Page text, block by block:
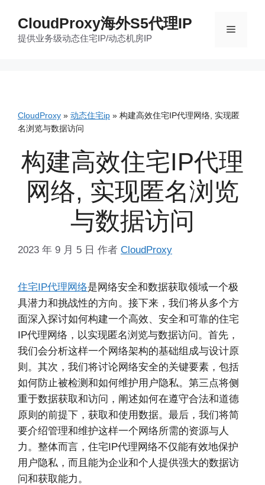
CloudProxy海外S5代理IP
提供业务级动态住宅IP/动态机房IP
菜
CloudProxy » 动态住宅ip » 构建高效住宅IP代理网络, 实现匿
名浏览与数据访问
构建高效住宅IP代理
网络, 实现匿名浏览
与数据访问
2023 年 9 月 5 日 作者 CloudProxy
住宅IP代理网络是网络安全和数据获取领域一个极
具潜力和挑战性的方向。接下来，我们将从多个方
面深入探讨如何构建一个高效、安全和可靠的住宅
IP代理网络，以实现匿名浏览与数据访问。首先，
我们会分析这样一个网络架构的基础组成与设计原
则。其次，我们将讨论网络安全的关键要素，包括
如何防止被检测和如何维护用户隐私。第三点将侧
重于数据获取和访问，阐述如何在遵守合法和道德
原则的前提下，获取和使用数据。最后，我们将简
要介绍管理和维护这样一个网络所需的资源与人
力。整体而言，住宅IP代理网络不仅能有效地保护
用户隐私，而且能为企业和个人提供强大的数据访
问和获取能力。